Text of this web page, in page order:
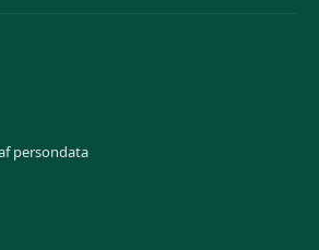
persondata